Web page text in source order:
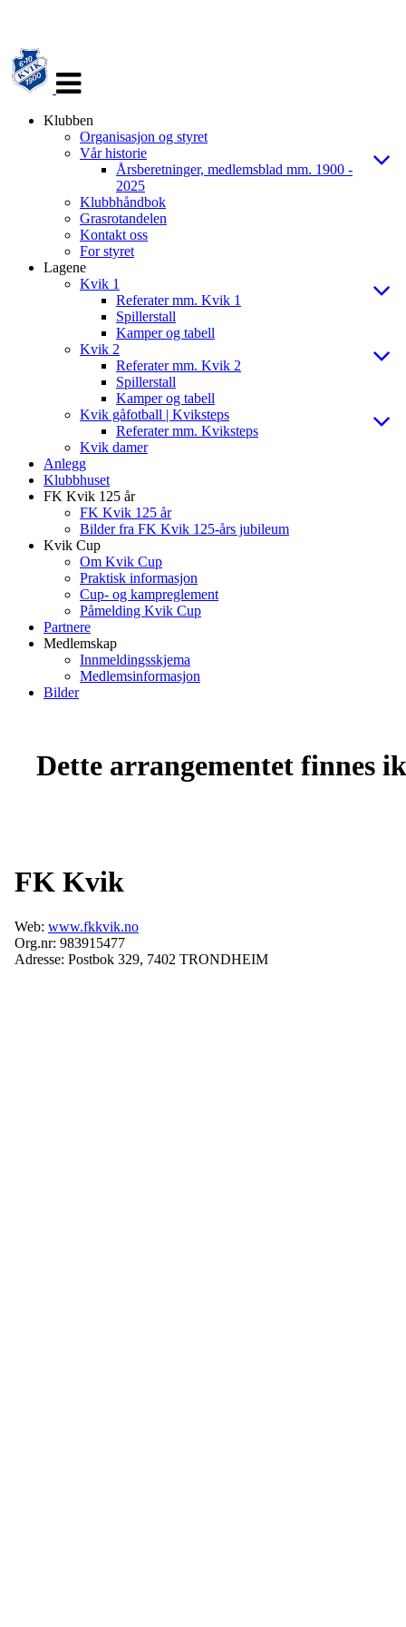
navigasjon
Klubben
Organisasjon og styret
Vår historie
Årsberetninger, medlemsblad mm. 1900 -
2025
Klubbhåndbok
Grasrotandelen
Kontakt oss
For styret
Lagene
Kvik 1
Referater mm. Kvik 1
Spillerstall
Kamper og tabell
Kvik 2
Referater mm. Kvik 2
Spillerstall
Kamper og tabell
Kvik gåfotball | Kviksteps
Referater mm. Kviksteps
Kvik damer
Anlegg
Klubbhuset
FK Kvik 125 år
FK Kvik 125 år
Bilder fra FK Kvik 125-års jubileum
Kvik Cup
Om Kvik Cup
Praktisk informasjon
Cup- og kampreglement
Påmelding Kvik Cup
Partnere
Medlemskap
Innmeldingsskjema
Medlemsinformasjon
Bilder
Dette arrangementet finnes
FK Kvik
Web: www.fkkvik.no
Org.nr: 983915477
Adresse: Postbok 329, 7402 TRONDHEIM